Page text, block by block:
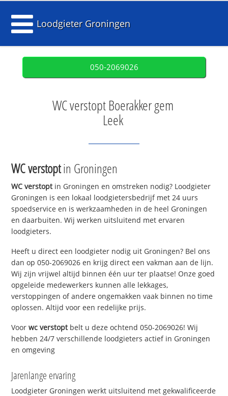
Loodgieter Groningen
050-2069026
WC verstopt Boerakker gem
Leek
WC verstoptin Groningen
WC verstoptin Groningen en omstreken nodig? Loodgieter
Groningen is een lokaal loodgietersbedrijf met 24 uurs
spoedservice en is werkzaamheden in de heel Groningen
en daarbuiten. Wij werken uitsluitend met ervaren
loodgieters.
Heeft u direct een loodgieter nodig uit Groningen? Bel ons
dan op 050-2069026 en krijg direct een vakman aan de lijn.
Wij zijn vrijwel altijd binnen één uur ter plaatse! Onze goed
opgeleide medewerkers kunnen alle lekkages,
verstoppingen of andere ongemakken vaak binnen no time
oplossen. Altijd voor een redelijke prijs.
Voorwc verstoptbelt u deze ochtend 050-2069026! Wij
hebben 24/7 verschillende loodgieters actief in Groningen
en omgeving
Jarenlange ervaring
Loodgieter Groningen werkt uitsluitend met gekwalificeerde